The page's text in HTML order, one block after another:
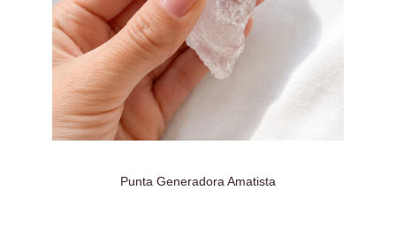
Punta Generadora Amatista